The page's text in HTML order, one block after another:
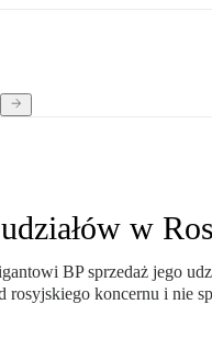
w
BP sprzedaż jego
koncernu i nie